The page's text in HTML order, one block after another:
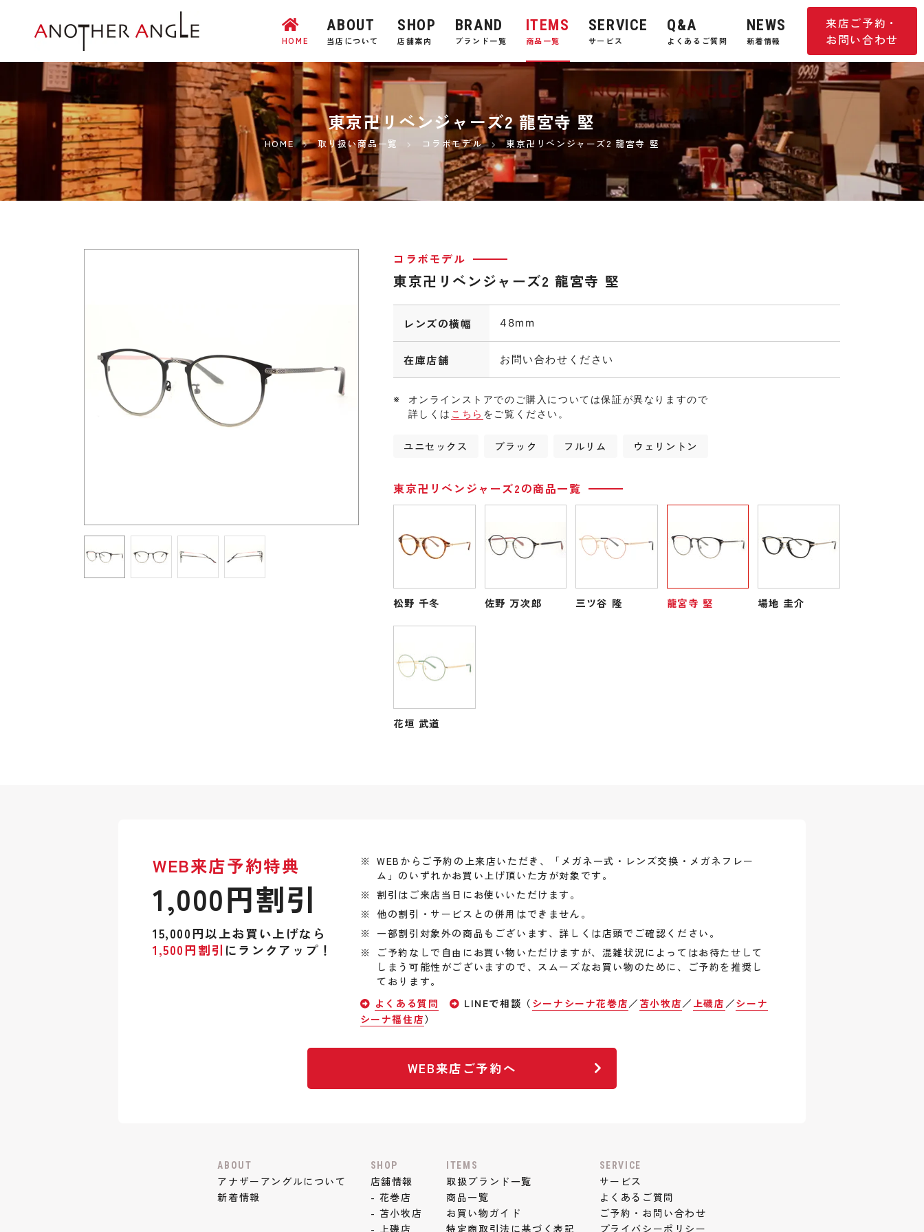
来店ご予約・
お問い合わせ
HOME
ABOUT
当店について
SHOP
店舗案内
BRAND
ブランド一覧
ITEMS
商品一覧
SERVICE
サービス
Q&A
よくあるご質問
NEWS
新着情報
東京卍リベンジャーズ2 龍宮寺 堅
HOME 取り扱い商品一覧 コラボモデル 東京卍リベンジャーズ2 龍宮寺 堅
コラボモデル
東京卍リベンジャーズ2 龍宮寺 堅
レンズの横幅 48mm
在庫店舗 お問い合わせください
オンラインストアでのご購入については保証が異なりますので
詳しくは こちら をご覧ください。
ユニセックス ブラック フルリム ウェリントン
東京卍リベンジャーズ2の商品一覧
松野 千冬 佐野 万次郎 三ツ谷 隆 龍宮寺 堅 場地 圭介
花垣 武道
WEB来店予約特典
1,000円割引
15,000円以上お買い上げなら
1,500円割引 にランクアップ！
WEBからご予約の上来店いただき、「メガネ一式・レンズ交換・メガネフレー
ム」のいずれかお買い上げ頂いた方が対象です。
割引はご来店当日にお使いいただけます。
他の割引・サービスとの併用はできません。
一部割引対象外の商品もございます、詳しくは店頭でご確認ください。
ご予約なしで自由にお買い物いただけますが、混雑状況によってはお待たせして
しまう可能性がございますので、スムーズなお買い物のために、ご予約を推奨し
ております。
よくある質問
LINEで相談（ シーナシーナ花巻店／ 苫小牧店／ 上磯店 ／シーナ
シーナ福住店）
WEB来店ご予約へ
ABOUT
アナザーアングルについて
新着情報
SHOP
店舗情報
- 花巻店
- 苫小牧店
- 上磯店
ITEMS
取扱ブランド一覧
商品一覧
お買い物ガイド
特定商取引法に基づく表記
SERVICE
サービス
よくあるご質問
ご予約・お問い合わせ
プライバシーポリシー